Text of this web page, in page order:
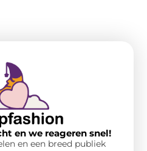
en we reageren snel!
en een breed publiek